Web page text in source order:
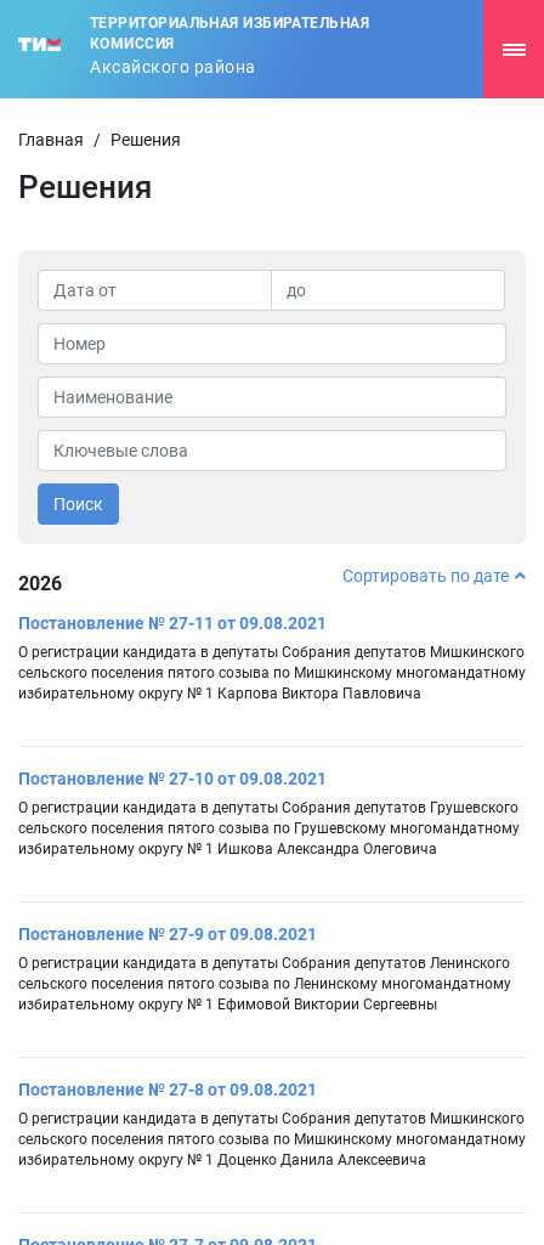
ТЕРРИТОРИАЛЬНАЯ ИЗБИРАТЕЛЬНАЯ
КОМИССИЯ
Аксайского района
Главная / Решения
Решения
Поиск
2026 Сортировать по дате
Постановление № 27-11 от 09.08.2021
О регистрации кандидата в депутаты Собрания депутатов Мишкинского
сельского поселения пятого созыва по Мишкинскому многомандатному
избирательному округу № 1 Карпова Виктора Павловича
Постановление № 27-10 от 09.08.2021
О регистрации кандидата в депутаты Собрания депутатов Грушевского
сельского поселения пятого созыва по Грушевскому многомандатному
избирательному округу № 1 Ишкова Александра Олеговича
Постановление № 27-9 от 09.08.2021
О регистрации кандидата в депутаты Собрания депутатов Ленинского
сельского поселения пятого созыва по Ленинскому многомандатному
избирательному округу № 1 Ефимовой Виктории Сергеевны
Постановление № 27-8 от 09.08.2021
О регистрации кандидата в депутаты Собрания депутатов Мишкинского
сельского поселения пятого созыва по Мишкинскому многомандатному
избирательному округу № 1 Доценко Данила Алексеевича